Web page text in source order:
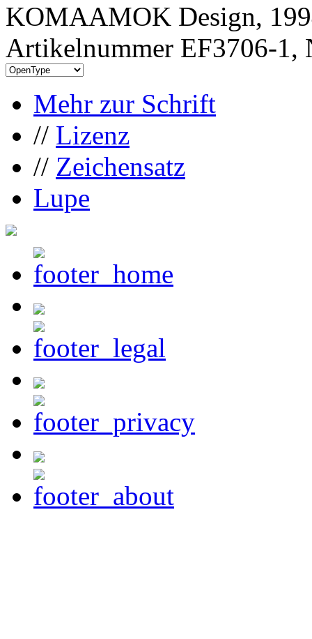
KOMAAMOK Design,
Artikelnummer EF3706-1,
Mehr zur Schrift
// Lizenz
// Zeichensatz
Lupe